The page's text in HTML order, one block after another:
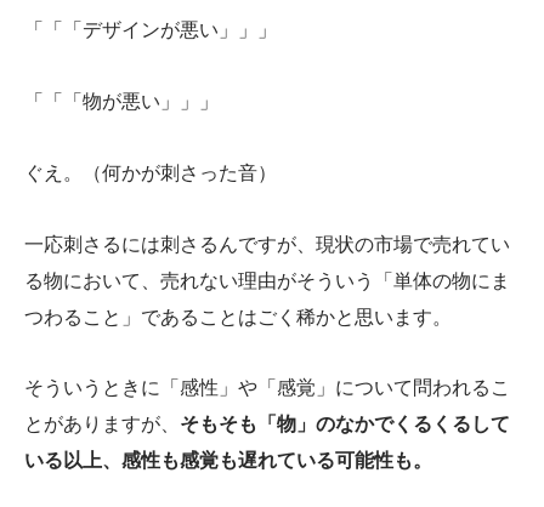
「「「デザインが悪い」」」
「「「物が悪い」」」
ぐえ。（何かが刺さった音）
一応刺さるには刺さるんですが、現状の市場で売れてい
る物において、売れない理由がそういう「単体の物にま
つわること」であることはごく稀かと思います。
そういうときに「感性」や「感覚」について問われるこ
とがありますが、 そもそも「物」のなかでくるくるして
いる以上、感性も感覚も遅れている可能性も。